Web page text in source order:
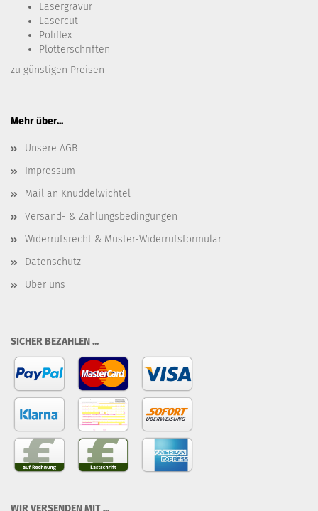
Lasergravur
Lasercut
Poliflex
Plotterschriften
zu günstigen Preisen
Mehr über...
Unsere AGB
Impressum
Mail an Knuddelwichtel
Versand- & Zahlungsbedingungen
Widerrufsrecht & Muster-Widerrufsformular
Datenschutz
Über uns
SICHER BEZAHLEN ...